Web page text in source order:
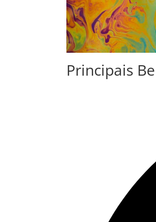
Principais